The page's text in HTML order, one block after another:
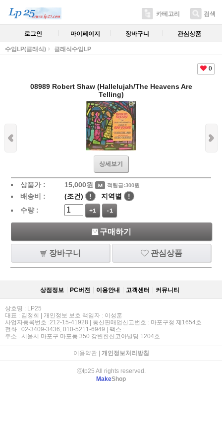
카테고리 검색
로그인 마이페이지 장바구니 관심상품
수입LP(클래식) 클래식수입LP
0
08989 Robert Shaw (Hallelujah/The Heavens Are
Telling)
상세보기
상품가 : 15,000원 적립금:300원
배송비 : (조건) ! 지역별
!
수량 :
+1 -1
구매하기
장바구니 관심상품
상점정보 PC버젼 이용안내 고객센터 커뮤니티
상호명 : LP25
대표 : 김정희 | 개인정보 보호 책임자 : 이성훈
사업자등록번호 :212-15-41928 | 통신판매업신고번호 : 마포구청 제1654호
전화 : 02-3409-3436, 010-5211-6949 | 팩스 :
주소 : 서울시 마포구 마포동 350 강변한신코아빌딩 1204호
이용약관| 개인정보처리방침
ⓒlp25 All rights reserved.
MakeShop